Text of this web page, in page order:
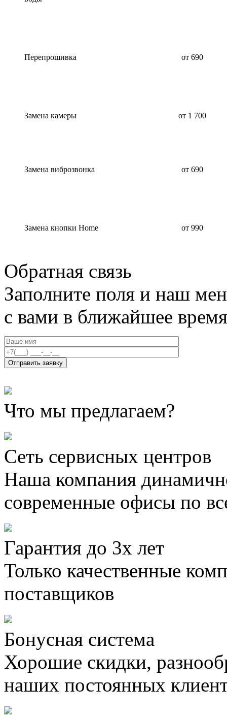
Перепрошивка от 690
Замена камеры от 1 700
Замена виброзвонка от 690
Замена кнопки Home от 990
Обратная связь
Заполните поля и наш
с вами в ближайшее время
Что мы предлагаем?
Сеть сервисных центров
Наша компания
современные офисы по
Гарантия до 3х лет
Только качественные
поставщиков
Бонусная система
Хорошие скидки,
наших постоянных